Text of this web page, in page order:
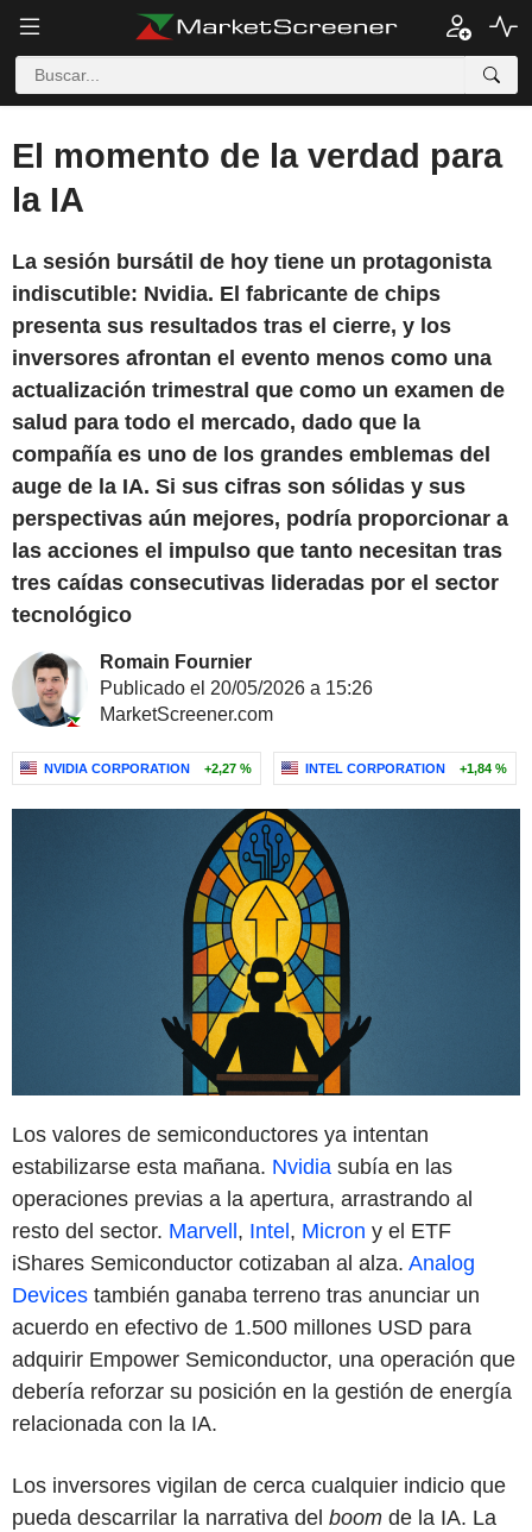
El momento de la verdad para
la IA
La sesión bursátil de hoy tiene un protagonista
indiscutible: Nvidia. El fabricante de chips
presenta sus resultados tras el cierre, y los
inversores afrontan el evento menos como una
actualización trimestral que como un examen de
salud para todo el mercado, dado que la
compañía es uno de los grandes emblemas del
auge de la IA. Si sus cifras son sólidas y sus
perspectivas aún mejores, podría proporcionar a
las acciones el impulso que tanto necesitan tras
tres caídas consecutivas lideradas por el sector
tecnológico
Romain Fournier
Publicado el 20/05/2026 a 15:26
MarketScreener.com
NVIDIA CORPORATION +2,27 % INTEL CORPORATION +1,84 %
Los valores de semiconductores ya intentan
estabilizarse esta mañana. Nvidia subía en las
operaciones previas a la apertura, arrastrando al
resto del sector. Marvell, Intel, Micron y el ETF
iShares Semiconductor cotizaban al alza. Analog
Devices también ganaba terreno tras anunciar un
acuerdo en efectivo de 1.500 millones USD para
adquirir Empower Semiconductor, una operación que
debería reforzar su posición en la gestión de energía
relacionada con la IA.
Los inversores vigilan de cerca cualquier indicio que
pueda descarrilar la narrativa del boom de la IA. La